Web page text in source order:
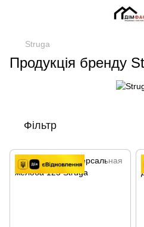
Struga
Продукція бренду
Фільтр